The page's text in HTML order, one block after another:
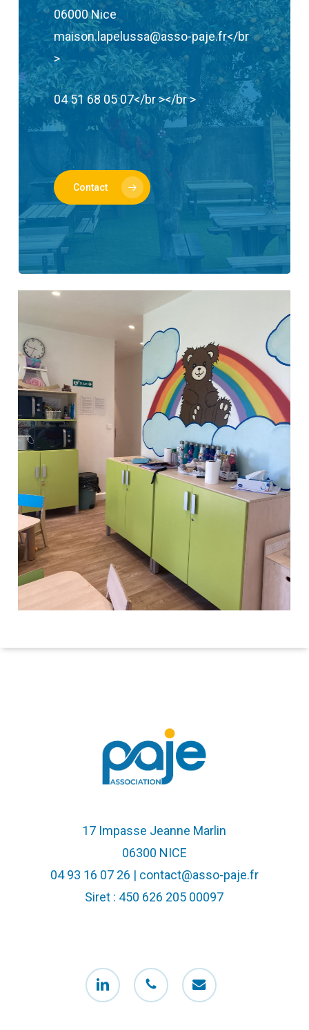
06000 Nice
maison.lapelussa@asso-paje.fr</br
>
04 51 68 05 07</br ></br >
Contact
17 Impasse Jeanne Marlin
06300 NICE
04 93 16 07 26 | contact@asso-paje.fr
Siret : 450 626 205 00097
linkedin phone email